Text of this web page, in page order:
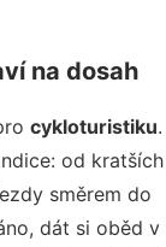
na dosah
cykloturistiku.
od kratších
směrem do
dát si oběd v